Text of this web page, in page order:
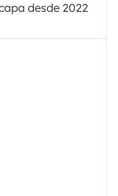
desde 2022